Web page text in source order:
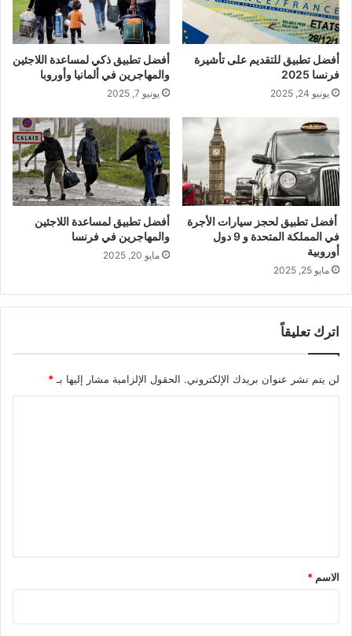
أفضل تطبيق للتقديم على تأشيرة
فرنسا 2025
يونيو 24, 2025
أفضل تطبيق ذكي لمساعدة اللاجئين
والمهاجرين في ألمانيا وأوروبا
يونيو 7, 2025
أفضل تطبيق لحجز سيارات الأجرة
في المملكة المتحدة و 9 دول
أوروبية
مايو 25, 2025
أفضل تطبيق لمساعدة اللاجئين
والمهاجرين في فرنسا
مايو 20, 2025
اترك تعليقاً
لن يتم نشر عنوان بريدك الإلكتروني. الحقول الإلزامية مشار إليها بـ *
*
الاسم *